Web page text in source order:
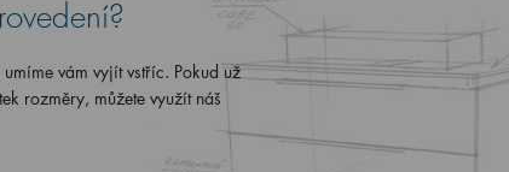
vám vyjít vstříc. Pokud už
rozměry, můžete využít náš